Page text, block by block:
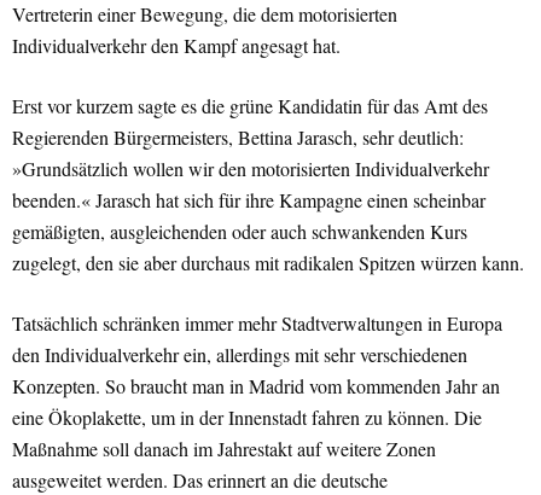
Vertreterin einer Bewegung, die dem motorisierten
Individualverkehr den Kampf angesagt hat.
Erst vor kurzem sagte es die grüne Kandidatin für das Amt des
Regierenden Bürgermeisters, Bettina Jarasch, sehr deutlich:
»Grundsätzlich wollen wir den motorisierten Individualverkehr
beenden.« Jarasch hat sich für ihre Kampagne einen scheinbar
gemäßigten, ausgleichenden oder auch schwankenden Kurs
zugelegt, den sie aber durchaus mit radikalen Spitzen würzen kann.
Tatsächlich schränken immer mehr Stadtverwaltungen in Europa
den Individualverkehr ein, allerdings mit sehr verschiedenen
Konzepten. So braucht man in Madrid vom kommenden Jahr an
eine Ökoplakette, um in der Innenstadt fahren zu können. Die
Maßnahme soll danach im Jahrestakt auf weitere Zonen
ausgeweitet werden. Das erinnert an die deutsche